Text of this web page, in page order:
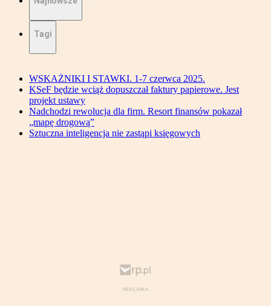
Tagi
WSKAŻNIKI I STAWKI. 1-7 czerwca 2025.
KSeF będzie wciąż dopuszczał faktury papierowe. Jest
projekt ustawy
Nadchodzi rewolucja dla firm. Resort finansów pokazał
„mapę drogową”
Sztuczna inteligencja nie zastąpi księgowych